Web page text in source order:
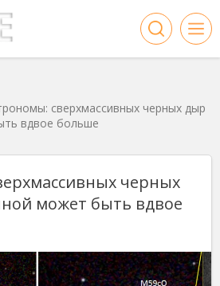
сверхмассивных черных дыр
вдвое больше
черных
может быть вдвое